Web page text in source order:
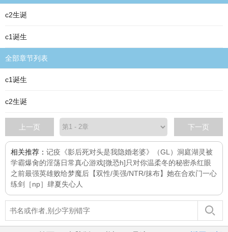
c2生诞
c1诞生
全部章节列表
c1诞生
c2生诞
上一页 下一页
相关推荐： 记疫 《影后死对头是我隐婚老婆》（GL） 洞庭湖灵被
学霸爆肏的淫荡日常真心游戏[微恐h]只对你温柔冬的秘密杀红眼
之前最强英雄败给梦魔后【双性/美强/NTR/抹布】 她在合欢门一心
练剑［np］ 肆夏失心人